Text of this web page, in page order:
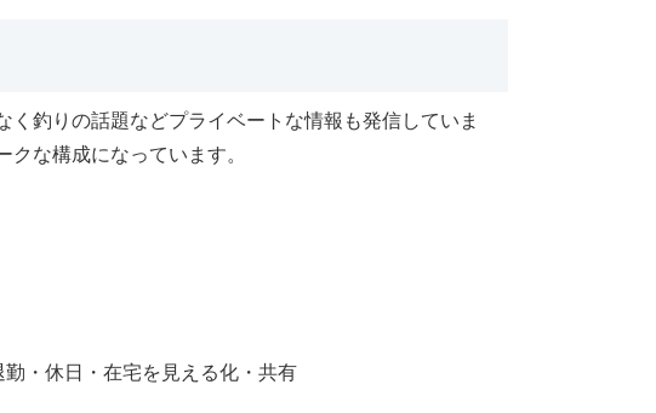
釣りの話題などプライベートな情報も発信していま
な構成になっています。
・休日・在宅を見える化・共有